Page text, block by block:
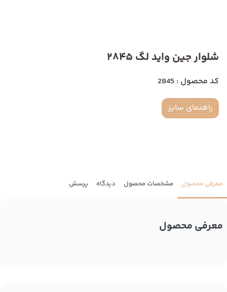
شلوار جین واید لگ 2845
کد محصول : 2845
راهنمای سایز
معرفی محصول مشخصات محصول دیدگاه پرسش
معرفی محصول